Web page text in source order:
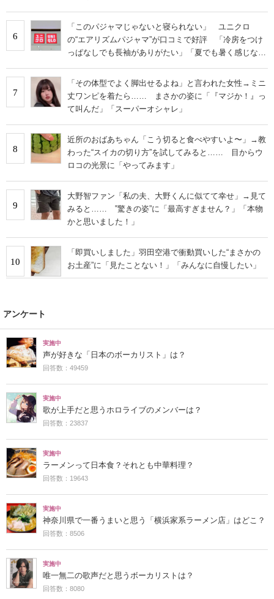
6
「このパジャマじゃないと寝られない」 ユニクロ
の“エアリズムパジャマ”が口コミで好評 「冷房をつけ
っぱなしでも長袖がありがたい」「夏でも暑く感じな
7
「その体型でよく脚出せるよね」と言われた女性→ミニ
丈ワンピを着たら…… まさかの姿に「『マジか！』っ
て叫んだ」「スーパーオシャレ」
8
近所のおばあちゃん「こう切ると食べやすいよ〜」→教
わった“スイカの切り方”を試してみると…… 目からウ
ロコの光景に「やってみます」
9
大野智ファン「私の夫、大野くんに似てて幸せ」→見て
みると…… ‟驚きの姿”に「最高すぎません？」「本物
かと思いました！」
10
「即買いしました」羽田空港で衝動買いした“まさかの
お土産”に「見たことない！」「みんなに自慢したい」
アンケート
実施中
声が好きな「日本のボーカリスト」は？
回答数：49459
実施中
歌が上手だと思うホロライブのメンバーは？
回答数：23837
実施中
ラーメンって日本食？それとも中華料理？
回答数：19643
実施中
神奈川県で一番うまいと思う「横浜家系ラーメン店」はどこ？
回答数：8506
実施中
唯一無二の歌声だと思うボーカリストは？
回答数：8080